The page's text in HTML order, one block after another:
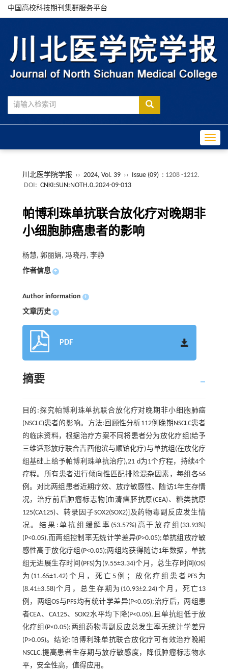
中国高校科技期刊集群服务平台
川北医学院学报 ›› 2024, Vol. 39 ›› Issue (09) : 1208 -1212.
DOI: CNKI:SUN:NOTH.0.2024-09-013
帕博利珠单抗联合放化疗对晚期非
小细胞肺癌患者的影响
杨慧, 郭丽娟, 冯晓丹, 李静
作者信息 +
Author information +
文章历史 +
PDF
摘要
目的:探究帕博利珠单抗联合放化疗对晚期非小细胞肺癌
(NSCLC)患者的影响。方法:回顾性分析112例晚期NSCLC患者
的临床资料，根据治疗方案不同将患者分为放化疗组(给予
三维适形放疗联合吉西他滨与顺铂化疗)与单抗组(在放化疗
组基础上给予帕博利珠单抗治疗),21 d为1个疗程，持续4个
疗程。所有患者进行倾向性匹配排除混杂因素，每组各56
例。对比两组患者近期疗效、放疗敏感性、随访1年生存情
况，治疗前后肿瘤标志物[血清癌胚抗原(CEA)、糖类抗原
125(CA125)、转录因子SOX2(SOX2)]及药物毒副反应发生情
况。结果:单抗组缓解率(53.57%)高于放疗组(33.93%)
(P<0.05),而两组控制率无统计学差异(P>0.05);单抗组放疗敏
感性高于放化疗组(P<0.05);两组均获得随访1年数据，单抗
组无进展生存时间(PFS)为(9.55±3.34)个月，总生存时间(OS)
为(11.65±1.42)个月，死亡5例；放化疗组患者PFS为
(8.41±3.58)个月，总生存期为(10.93±2.24)个月，死亡13
例，两组OS与PFS均有统计学差异(P<0.05);治疗后，两组患
者CEA、CA125、SOX2水平均下降(P<0.05),且单抗组低于放
化疗组(P<0.05);两组药物毒副反应总发生率无统计学差异
(P>0.05)。结论:帕博利珠单抗联合放化疗可有效治疗晚期
NSCLC,提高患者生存期与放疗敏感度，降低肿瘤标志物水
平，安全性高，值得应用。